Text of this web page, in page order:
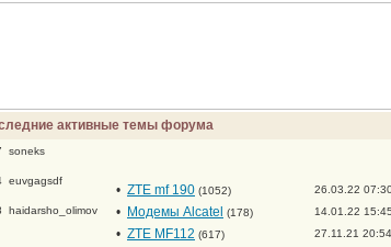
активные темы форума
soneks
euvgagsdf
haidarsho_olimov
• ZTE mf 190 (1052) 26.03.22
• Модемы Alcatel (178) 14.01.22 15:45
• ZTE MF112 (617) 27.11.21 20:54